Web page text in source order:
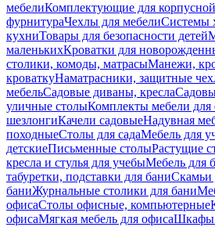
мебелиКомплектующие для
фурнитураЧехлы для мебелиСистемы
кухниТовары для безопасности детей
маленькихКроватки для
столики, комоды, матрасыМанежи,
кроваткуНаматрасники, защитные
мебельСадовые диваны, кресла
уличные столыКомплекты мебели для
шезлонгиКачели садовыеНадувная
походныеСтолы для садаМебель для
детскиеПисьменные столыРастущие
кресла и стулья для учебыМебель для
табуретки, подставки для баниСкамьи
баниЖурнальные столики для бани
офисаСтолы офисные, компьютерные
офисаМягкая мебель для офисаШкафы